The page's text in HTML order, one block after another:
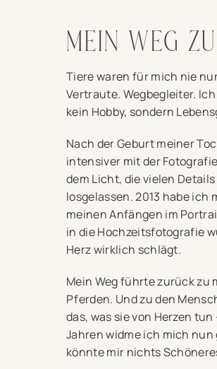
MEIN WEG
Tiere waren für mich nie
Vertraute. Wegbegleiter.
kein Hobby, sondern
Nach der Geburt meiner
intensiver mit der
dem Licht, die vielen
losgelassen. 2013 habe ich
meinen Anfängen im
in die Hochzeitsfotografie
Herz wirklich schlägt.
Mein Weg führte zurück zu
Pferden. Und zu den
das, was sie von Herzen
Jahren widme ich mich
könnte mir nichts